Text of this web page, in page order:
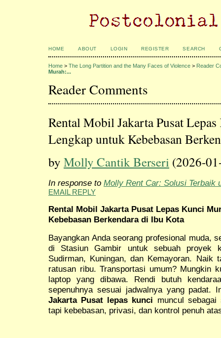
HOME ABOUT LOGIN REGISTER SEARCH
Home > The Long Partition and the Many Faces of Violence > Reader
Murah:...
Reader Comments
Rental Mobil Jakarta Pusat
Lengkap untuk Kebebasan
by Molly Cantik Berseri (2026-
In response to Molly Rent Car: Solusi Terbaik
EMAIL REPLY
Rental Mobil Jakarta Pusat Lepas Kunci
Kebebasan Berkendara di Ibu Kota
Bayangkan Anda seorang profesional muda,
di Stasiun Gambir untuk sebuah proyek
Sudirman, Kuningan, dan Kemayoran. Naik
ratusan ribu. Transportasi umum? Mungkin
laptop yang dibawa. Rendi butuh
sepenuhnya sesuai jadwalnya yang padat.
Jakarta Pusat lepas kunci muncul
tapi kebebasan, privasi, dan kontrol penuh